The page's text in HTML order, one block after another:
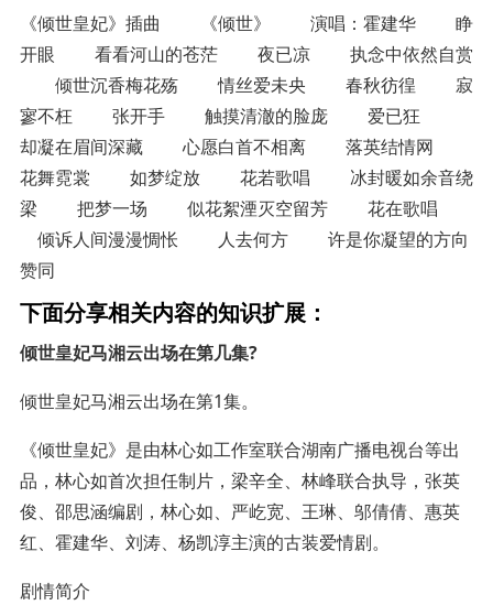
《倾世皇妃》插曲 《倾世》 演唱：霍建华 睁
开眼 看看河山的苍茫 夜已凉 执念中依然自赏
倾世沉香梅花殇 情丝爱未央 春秋彷徨 寂
寥不枉 张开手 触摸清澈的脸庞 爱已狂
却凝在眉间深藏 心愿白首不相离 落英结情网
花舞霓裳 如梦绽放 花若歌唱 冰封暖如余音绕
梁 把梦一场 似花絮湮灭空留芳 花在歌唱
倾诉人间漫漫惆怅 人去何方 许是你凝望的方向
赞同
下面分享相关内容的知识扩展：
倾世皇妃马湘云出场在第几集?
倾世皇妃马湘云出场在第1集。
《倾世皇妃》是由林心如工作室联合湖南广播电视台等出
品，林心如首次担任制片，梁辛全、林峰联合执导，张英
俊、邵思涵编剧，林心如、严屹宽、王琳、邬倩倩、惠英
红、霍建华、刘涛、杨凯淳主演的古装爱情剧。
剧情简介